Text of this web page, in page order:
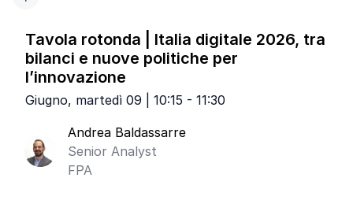
Tavola rotonda | Italia digitale 2026, tra
bilanci e nuove politiche per
l’innovazione
Giugno, martedì 09 | 10:15 - 11:30
Andrea Baldassarre
Senior Analyst
FPA